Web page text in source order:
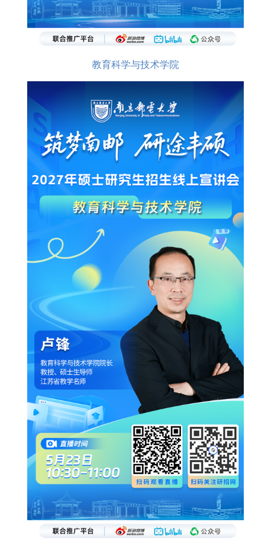
教育科学与技术学院